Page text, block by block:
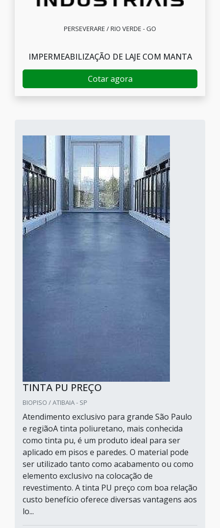
PERSEVERARE / RIO VERDE - GO
IMPERMEABILIZAÇÃO DE LAJE COM MANTA
Cotar agora
TINTA PU PREÇO
BIOPISO / ATIBAIA - SP
Atendimento exclusivo para grande São Paulo
e regiãoA tinta poliuretano, mais conhecida
como tinta pu, é um produto ideal para ser
aplicado em pisos e paredes. O material pode
ser utilizado tanto como acabamento ou como
elemento exclusivo na colocação de
revestimento. A tinta PU preço com boa relação
custo benefício oferece diversas vantagens aos
lo...